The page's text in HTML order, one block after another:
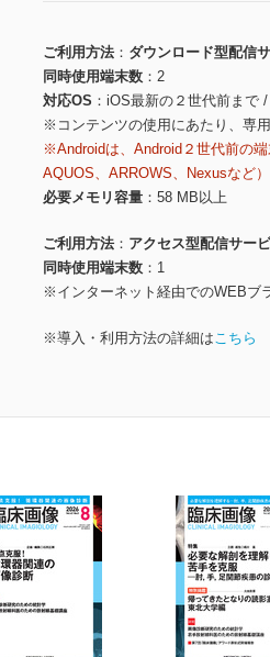
ご利用方法
ダウンロード型配信
同時使用端末数
2
対応OS
iOS最新の２世代前まで
※コンテンツの使用にあたり、専
※Androidは、Android２世代前の
AQUOS、ARROWS、Nexusなど
必要メモリ容量
58 MB以上
ご利用方法
アクセス型配信サー
同時使用端末数
1
※インターネット経由でのWEBブ
※導入・利用方法の詳細はこちら